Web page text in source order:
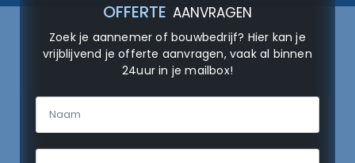
OFFERTE AANVRAGEN
Zoek je aannemer of bouwbedrijf? Hier kan je
vrijblijvend je offerte aanvragen, vaak al binnen
24uur in je mailbox!